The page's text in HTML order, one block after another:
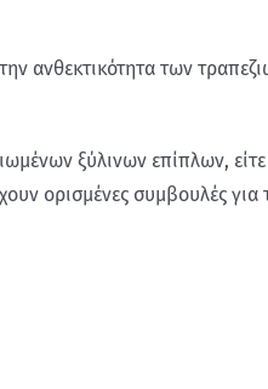
ανθεκτικότητα των
ξύλινων επίπλων, είτε
ορισμένες συμβουλές